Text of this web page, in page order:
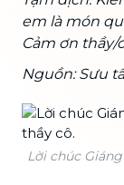
em là món
Cảm ơn thầy/
Nguồn: Sưu
Lời chúc